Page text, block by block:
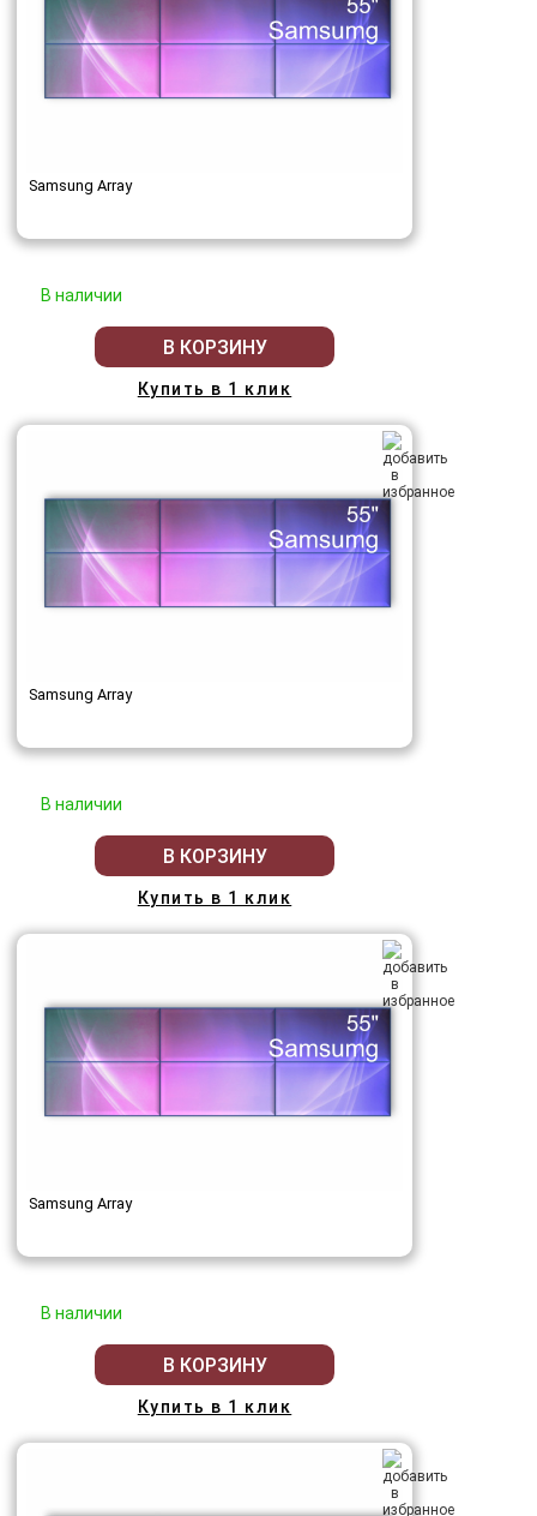
Samsung Array
В наличии
В КОРЗИНУ
Купить в 1 клик
Samsung Array
В наличии
В КОРЗИНУ
Купить в 1 клик
Samsung Array
В наличии
В КОРЗИНУ
Купить в 1 клик